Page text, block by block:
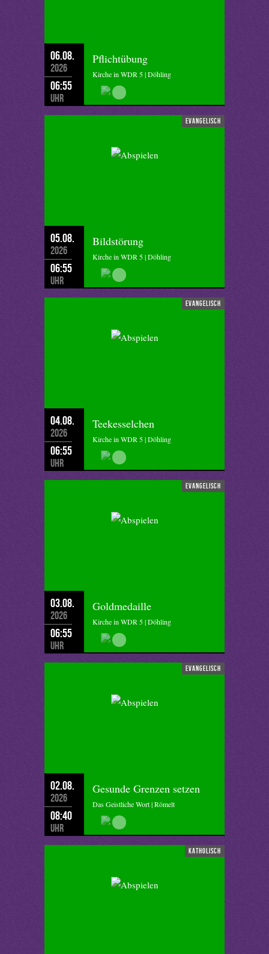
06.08.
2026
06:55
Uhr
Pflichtübung
Kirche in WDR 5 | Döhling
evangelisch
05.08.
2026
06:55
Uhr
Bildstörung
Kirche in WDR 5 | Döhling
evangelisch
04.08.
2026
06:55
Uhr
Teekesselchen
Kirche in WDR 5 | Döhling
evangelisch
03.08.
2026
06:55
Uhr
Goldmedaille
Kirche in WDR 5 | Döhling
evangelisch
02.08.
2026
08:40
Uhr
Gesunde Grenzen setzen
Das Geistliche Wort | Römelt
katholisch